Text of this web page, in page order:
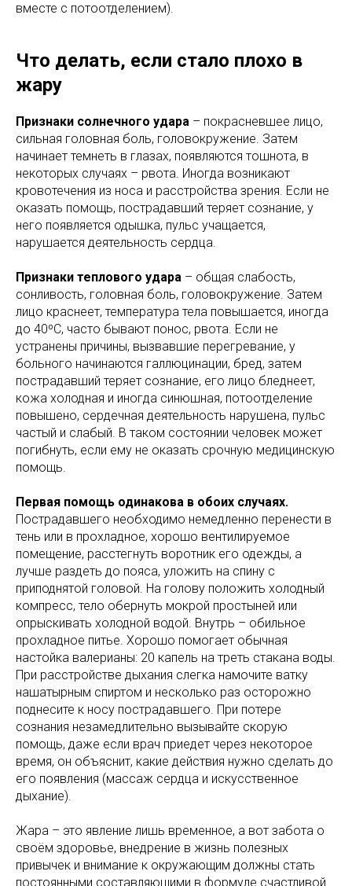
вместе с потоотделением).
Что делать, если стало плохо в
жару
Признаки солнечного удара – покрасневшее лицо,
сильная головная боль, головокружение. Затем
начинает темнеть в глазах, появляются тошнота, в
некоторых случаях – рвота. Иногда возникают
кровотечения из носа и расстройства зрения. Если не
оказать помощь, пострадавший теряет сознание, у
него появляется одышка, пульс учащается,
нарушается деятельность сердца.
Признаки теплового удара – общая слабость,
сонливость, головная боль, головокружение. Затем
лицо краснеет, температура тела повышается, иногда
до 40ºС, часто бывают понос, рвота. Если не
устранены причины, вызвавшие перегревание, у
больного начинаются галлюцинации, бред, затем
пострадавший теряет сознание, его лицо бледнеет,
кожа холодная и иногда синюшная, потоотделение
повышено, сердечная деятельность нарушена, пульс
частый и слабый. В таком состоянии человек может
погибнуть, если ему не оказать срочную медицинскую
помощь.
Первая помощь одинакова в обоих случаях.
Пострадавшего необходимо немедленно перенести в
тень или в прохладное, хорошо вентилируемое
помещение, расстегнуть воротник его одежды, а
лучше раздеть до пояса, уложить на спину с
приподнятой головой. На голову положить холодный
компресс, тело обернуть мокрой простыней или
опрыскивать холодной водой. Внутрь – обильное
прохладное питье. Хорошо помогает обычная
настойка валерианы: 20 капель на треть стакана воды.
При расстройстве дыхания слегка намочите ватку
нашатырным спиртом и несколько раз осторожно
поднесите к носу пострадавшего. При потере
сознания незамедлительно вызывайте скорую
помощь, даже если врач приедет через некоторое
время, он объяснит, какие действия нужно сделать до
его появления (массаж сердца и искусственное
дыхание).
Жара – это явление лишь временное, а вот забота о
своём здоровье, внедрение в жизнь полезных
привычек и внимание к окружающим должны стать
постоянными составляющими в формуле счастливой